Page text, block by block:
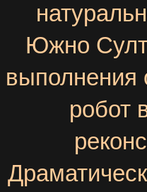
Южно
выполнения
робот